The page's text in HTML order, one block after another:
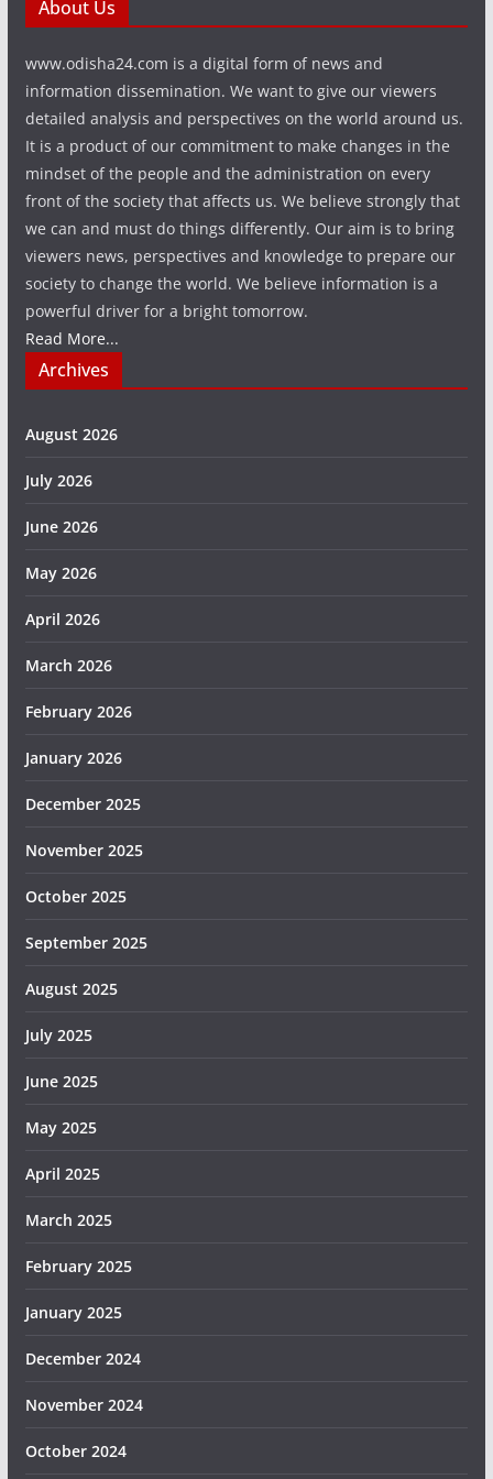
About Us
www.odisha24.com is a digital form of news and
information dissemination. We want to give our viewers
detailed analysis and perspectives on the world around us.
It is a product of our commitment to make changes in the
mindset of the people and the administration on every
front of the society that affects us. We believe strongly that
we can and must do things differently. Our aim is to bring
viewers news, perspectives and knowledge to prepare our
society to change the world. We believe information is a
powerful driver for a bright tomorrow.
Read More...
Archives
August 2026
July 2026
June 2026
May 2026
April 2026
March 2026
February 2026
January 2026
December 2025
November 2025
October 2025
September 2025
August 2025
July 2025
June 2025
May 2025
April 2025
March 2025
February 2025
January 2025
December 2024
November 2024
October 2024